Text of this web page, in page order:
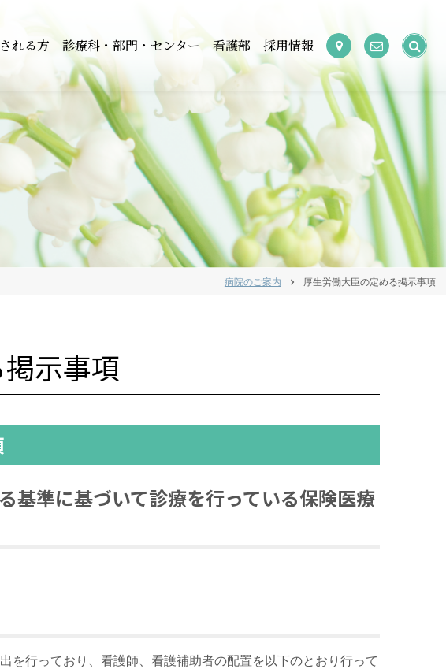
れる方 診療科・部門・センター 看護部 採用情報
検
索:
病院のご案内 chevron_right 厚生労働大臣の定める掲示事項
示事項
基準に基づいて診療を行っている保険医療
を行っており、看護師、看護補助者の配置を以下のとおり行って